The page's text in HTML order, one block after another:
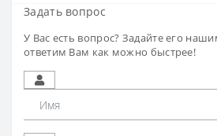
Задать вопрос
У Вас есть вопрос? Задайте его
ответим Вам как можно быстрее!